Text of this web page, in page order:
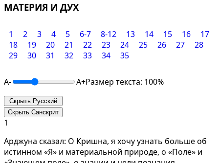
МАТЕРИЯ И ДУХ
1 2 3 4 5 6-7 8-12 13 14 15 16
17
18
19 20 21 22 23 24 25 26 27
28
29
30 31 32 33 34 35
A- A+Размер текста: 100%
Скрыть Русский
Скрыть Санскрит
1
Арджуна сказал: О Кришна, я хочу узнать больше об
истинном «Я» и материальной природе, о «Поле» и